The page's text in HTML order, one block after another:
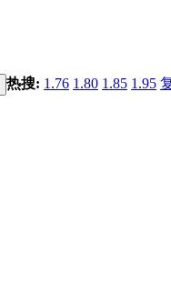
热搜: 1.76 1.80 1.85 1.95